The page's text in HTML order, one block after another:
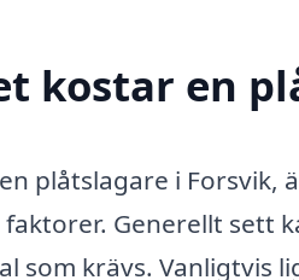
kostar en
plåtslagare i
Generellt sett
som krävs. Vanligtvis